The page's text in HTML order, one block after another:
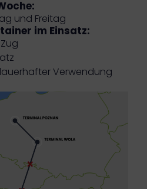
und Freitag
im Einsatz:
Verwendung